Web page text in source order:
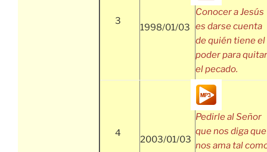
3
1998/01/03
Conocer a Jesús
es darse cuenta
de quién tiene el
poder para quitar
el pecado.
4
2003/01/03
Pedirle al Señor
que nos diga que
nos ama tal